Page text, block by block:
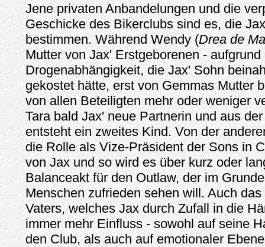
Jene privaten Anbandelungen und die
Geschicke des Bikerclubs sind es, die
bestimmen. Während Wendy (Drea de
Mutter von Jax' Erstgeborenen - aufgrund
Drogenabhängigkeit, die Jax' Sohn
gekostet hätte, erst von Gemmas Mutter
von allen Beteiligten mehr oder weniger
Tara bald Jax' neue Partnerin und aus
entsteht ein zweites Kind. Von der
die Rolle als Vize-Präsident der Sons in
von Jax und so wird es über kurz oder
Balanceakt für den Outlaw, der im
Menschen zufrieden sehen will. Auch
Vaters, welches Jax durch Zufall in die
immer mehr Einfluss - sowohl auf seine
den Club, als auch auf emotionaler